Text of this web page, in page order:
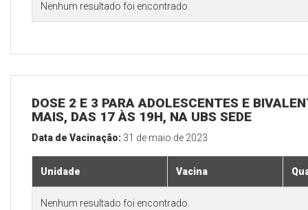
Nenhum resultado foi encontrado.
DOSE 2 E 3 PARA ADOLESCENTES E
MAIS, DAS 17 ÀS 19H, NA UBS SEDE
Data de Vacinação: 31 de maio de 2023
Unidade Vacina
Nenhum resultado foi encontrado.